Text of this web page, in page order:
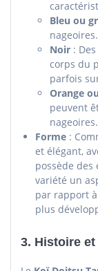
Bleu ou
nageoires.
Noir :
corps du
parfois
Orange
peuvent
nageoires.
Forme :
et élégant,
possède des
variété un
par rapport à
plus
3. Histoire